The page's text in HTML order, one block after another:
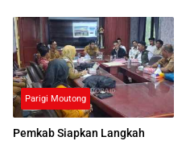
Respons Positif
Parigi Moutong
Pemkab Siapkan Langkah